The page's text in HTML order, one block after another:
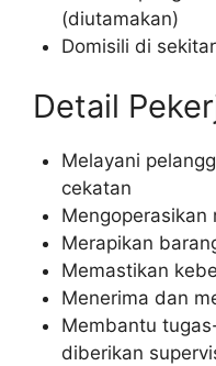
(diutamakan)
Domisili di
Detail
Melayani
cekatan
Mengoperasikan
Merapikan
Memastikan
Menerima dan
Membantu
diberikan